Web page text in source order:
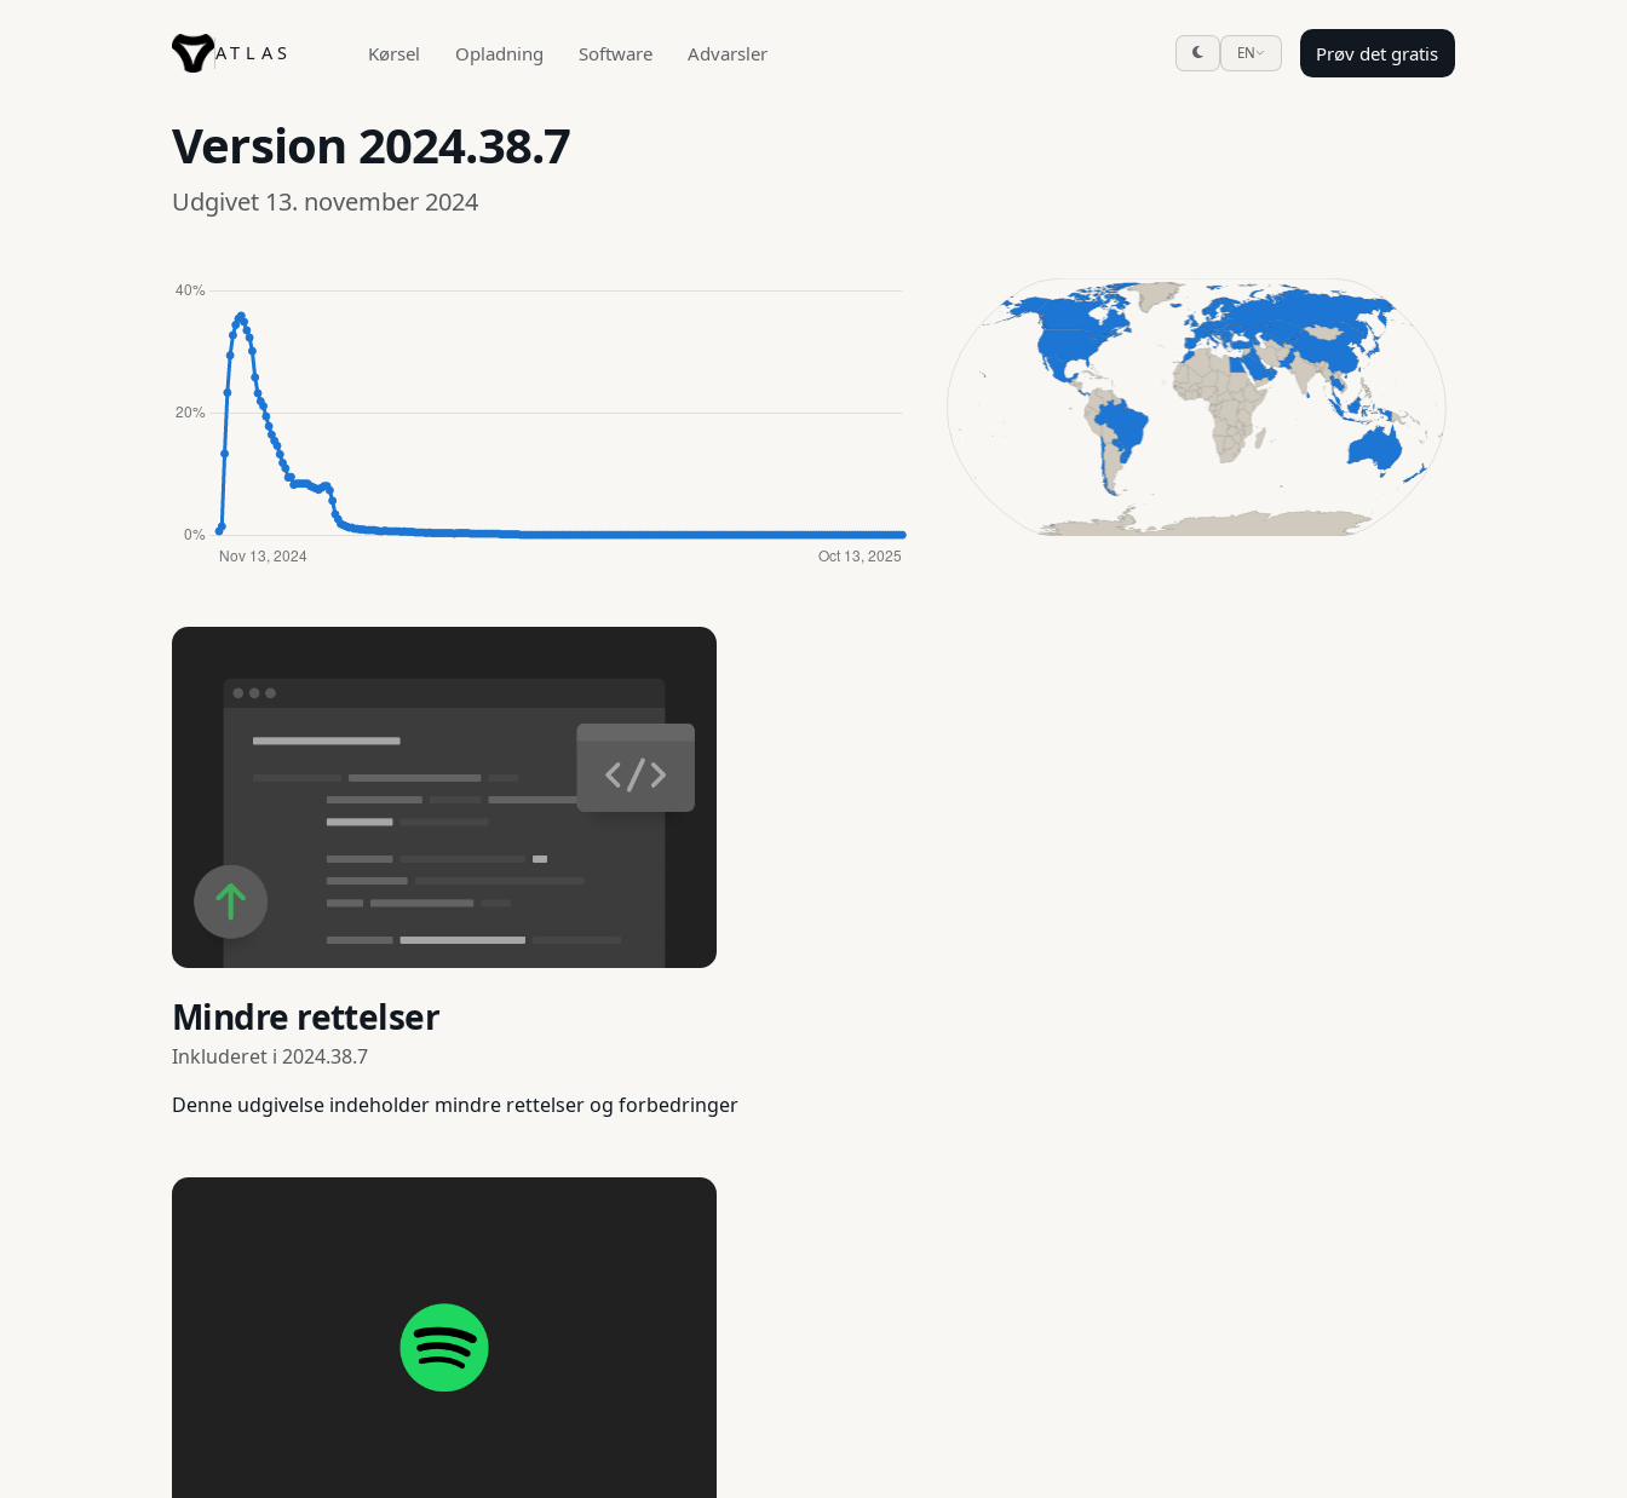
ATLAS Kørsel Opladning Software Advarsler EN Prøv det gratis
Version 2024.38.7
Udgivet 13. november 2024
Mindre rettelser
Inkluderet i 2024.38.7
Denne udgivelse indeholder mindre rettelser og forbedringer